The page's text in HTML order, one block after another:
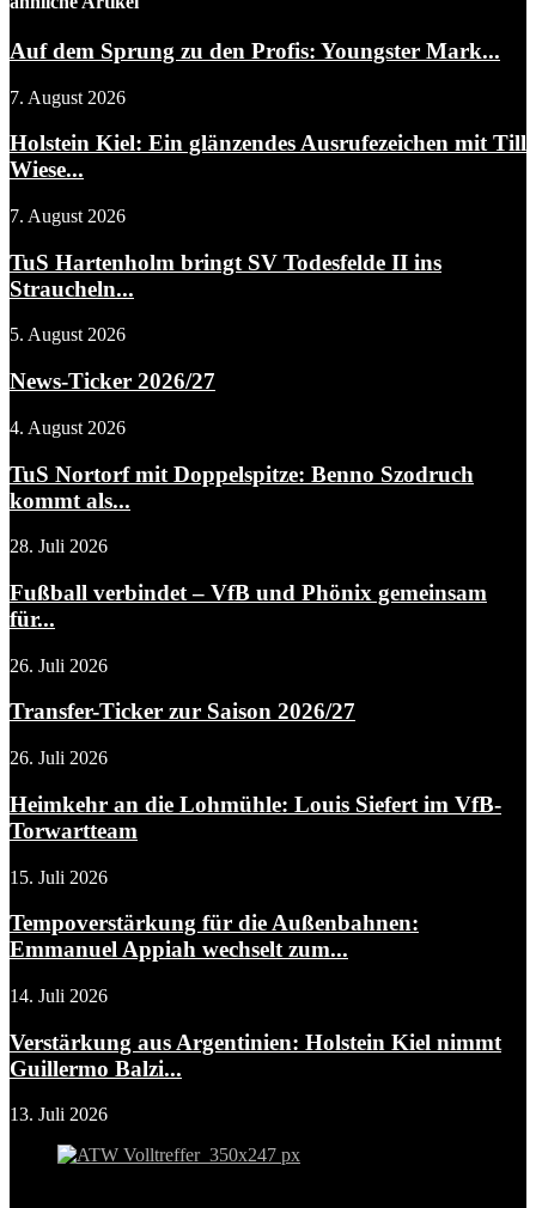
Auf dem Sprung zu den Profis: Youngster Mark...
7. August 2026
Holstein Kiel: Ein glänzendes Ausrufezeichen mit Till
Wiese...
7. August 2026
TuS Hartenholm bringt SV Todesfelde II ins
Straucheln...
5. August 2026
News-Ticker 2026/27
4. August 2026
TuS Nortorf mit Doppelspitze: Benno Szodruch
kommt als...
28. Juli 2026
Fußball verbindet – VfB und Phönix gemeinsam
für...
26. Juli 2026
Transfer-Ticker zur Saison 2026/27
26. Juli 2026
Heimkehr an die Lohmühle: Louis Siefert im VfB-
Torwartteam
15. Juli 2026
Tempoverstärkung für die Außenbahnen:
Emmanuel Appiah wechselt zum...
14. Juli 2026
Verstärkung aus Argentinien: Holstein Kiel nimmt
Guillermo Balzi...
13. Juli 2026